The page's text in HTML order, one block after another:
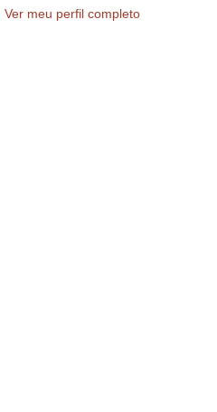
Ver meu perfil completo